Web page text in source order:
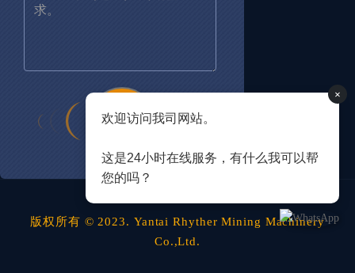
版权所有 © 2023. Yantai Rhyther Mining Machinery
Co.,Ltd.
×
欢迎访问我司网站。
这是24小时在线服务，有什么我可以帮
您的吗？